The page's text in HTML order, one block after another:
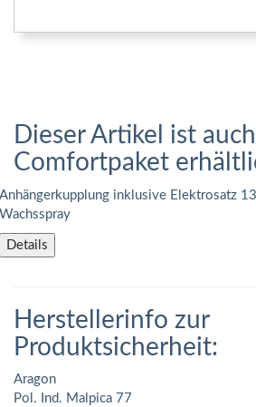
Dieser Artikel ist
Comfortpaket
Anhängerkupplung inklusive Elektrosatz
Wachsspray
Details
Herstellerinfo zur
Produktsicherheit:
Aragon
Pol. Ind. Malpica 77